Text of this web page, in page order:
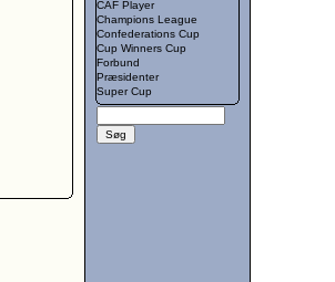
CAF Player
Champions League
Confederations Cup
Cup Winners Cup
Forbund
Præsidenter
Super Cup